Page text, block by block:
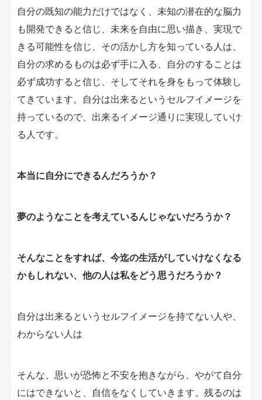
自分の既知の能力だけではなく、未知の潜在的な脳力
も開発できると信じ、未来を自由に思い描き、実現で
きる可能性を信じ、その活かし方を知っている人は、
自分の求めるものは必ず手に入る、自分のすることは
必ず成功すると信じ、そしてそれを身をもって体験し
てきています。自分は出来るというセルフイメージを
持っているので、出来るイメージ通りに実現していけ
る人です。
本当に自分にできるんだろうか？
夢のようなことを考えているんじゃないだろうか？
そんなことをすれば、今迄の生活がしていけなくなる
かもしれない、他の人は私をどう思うだろうか？
自分は出来るというセルフイメージを持てない人や、
わからない人は
そんな、思いが恐怖と不安を抱きながら、やがて自分
にはできないと、自信をなくしていきます。残るのは